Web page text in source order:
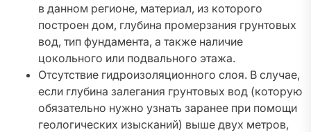
в данном регионе, материал, из которого
построен дом, глубина промерзания грунтовых
вод, тип фундамента, а также наличие
цокольного или подвального этажа.
Отсутствие гидроизоляционного слоя. В случае,
если глубина залегания грунтовых вод (которую
обязательно нужно узнать заранее при помощи
геологических изысканий) выше двух метров,